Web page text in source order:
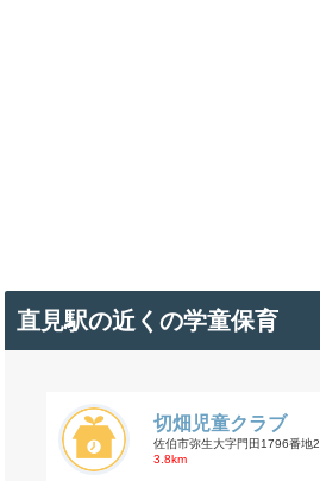
直見駅の近くの学童保育
切畑児童クラブ
佐伯市弥生大字門田1796番地2
3.8km